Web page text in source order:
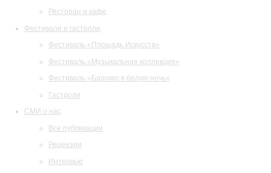
Ресторан и кафе
Фестивали и гастроли
Фестиваль «Площадь Искусств»
Фестиваль «Музыкальная коллекция»
Фестиваль «Барокко в белую ночь»
Гастроли
СМИ о нас
Все публикации
Рецензии
Интервью